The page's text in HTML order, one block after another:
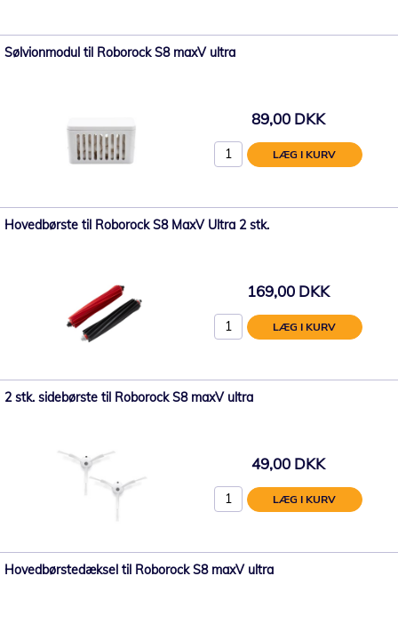
Sølvionmodul til Roborock S8 maxV ultra
89,00 DKK
LÆG I KURV
Hovedbørste til Roborock S8 MaxV Ultra 2 stk.
169,00 DKK
LÆG I KURV
2 stk. sidebørste til Roborock S8 maxV ultra
49,00 DKK
LÆG I KURV
Hovedbørstedæksel til Roborock S8 maxV ultra